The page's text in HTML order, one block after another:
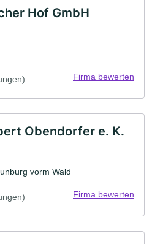
Hof GmbH
Firma bewerten
Obendorfer e. K.
vorm Wald
Firma bewerten